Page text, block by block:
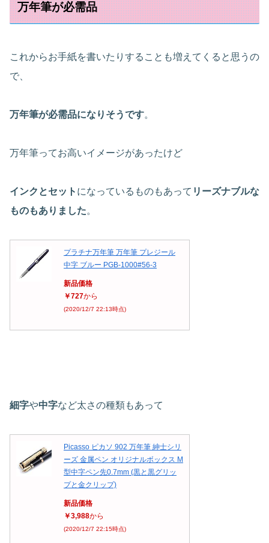
万年筆が必需品
これからお手紙を書いたりすることも増えてくると思うの
で、
万年筆が必需品になりそうです。
万年筆ってお高いイメージがあったけど
インクとセット になっているものもあって リーズナブルな
ものもありました。
プラチナ万年筆 万年筆 プレジール
中字 ブルー PGB-1000#56-3
新品価格
￥727から
(2020/12/7 22:13時点)
細字や中字など太さの種類もあって
Picasso ピカソ 902 万年筆 紳士シリ
ーズ 金属ペン オリジナルボックス M
型中字ペン先0.7mm (黒と黒グリッ
プと金クリップ)
新品価格
￥3,988から
(2020/12/7 22:15時点)